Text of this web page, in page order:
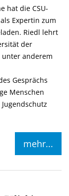
hat die CSU-
Expertin zum
Riedl lehrt
der
anderem
Gesprächs
Menschen
mehr...